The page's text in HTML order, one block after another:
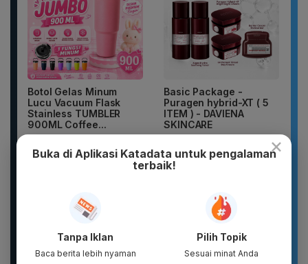
Botol Gelas Minum
Lucu Vacuum Flask
Stainless TUMBLER
900ML Coffee...
Basic Package -
Puragen hybrid-XT ( 5
ITEM ) - DAVIENA
SKINCARE
×
Buka di Aplikasi Katadata untuk pengalaman
terbaik!
Tanpa Iklan
Baca berita lebih nyaman
Pilih Topik
Sesuai minat Anda